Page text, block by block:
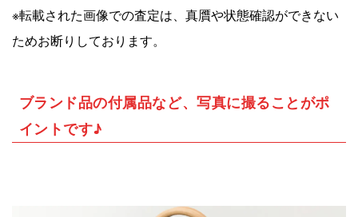
※転載された画像での査定は、真贋や状態確認ができない
ためお断りしております。
ブランド品の付属品など、写真に撮ることがポ
イントです♪